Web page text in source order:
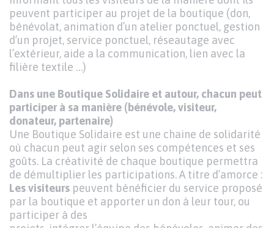
peuvent participer au projet de la boutique (don,
bénévolat, animation d’un atelier ponctuel, gestion
d’un projet, service ponctuel, réseautage avec
l’extérieur, aide a la communication, lien avec la
filière textile …)
Dans une Boutique Solidaire et autour, chacun peut
participer à sa manière (bénévole, visiteur,
donateur, partenaire)
Une Boutique Solidaire est une chaine de solidarité
où chacun peut agir selon ses compétences et ses
goûts. La créativité de chaque boutique permettra
de démultiplier les participations. A titre d’amorce :
Les visiteurs peuvent bénéficier du service proposé
par la boutique et apporter un don à leur tour, ou
participer à des